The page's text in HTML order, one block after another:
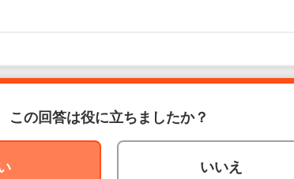
この回答は役に立ちましたか？
いいえ